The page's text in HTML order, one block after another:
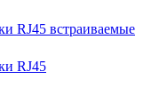
RJ45 встраиваемые
RJ45